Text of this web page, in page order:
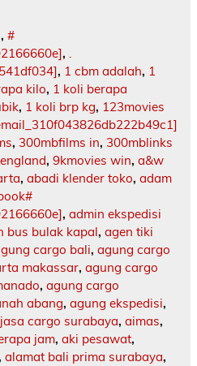
, #
, .
, 1 cbm adalah, 1
kilo, 1 koli berapa
, 1 koli brp kg, 123movies
, 300mbfilms in, 300mblinks
, 9kmovies win, a&w
, abadi klender toko, adam
, admin ekspedisi
bus bulak kapal, agen tiki
cargo bali, agung cargo
makassar, agung cargo
, agung cargo
abang, agung ekspedisi,
cargo surabaya, aimas,
jam, aki pesawat,
alamat bali prima surabaya,